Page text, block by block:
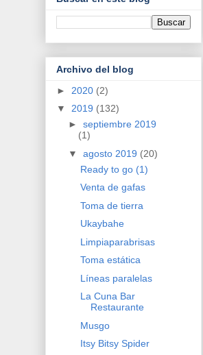
Archivo del blog
► 2020 (2)
▼ 2019 (132)
► septiembre 2019
(1)
▼ agosto 2019 (20)
Ready to go (1)
Venta de gafas
Toma de tierra
Ukaybahe
Limpiaparabrisas
Toma estática
Líneas paralelas
La Cuna Bar
Restaurante
Musgo
Itsy Bitsy Spider